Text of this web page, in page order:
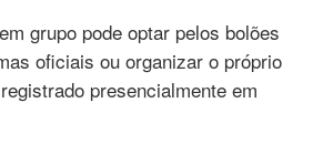
grupo pode optar pelos bolões
oficiais ou organizar o próprio
presencialmente em